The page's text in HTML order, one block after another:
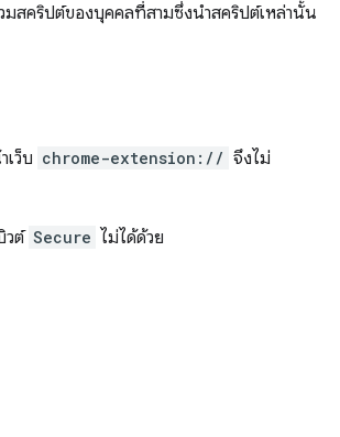
มสคริปต์ของบุคคลที่สามซึ่งนำสคริปต์เหล่านั้น
ว็บ chrome-extension:// จึงไม่
วต์ Secure ไม่ได้ด้วย